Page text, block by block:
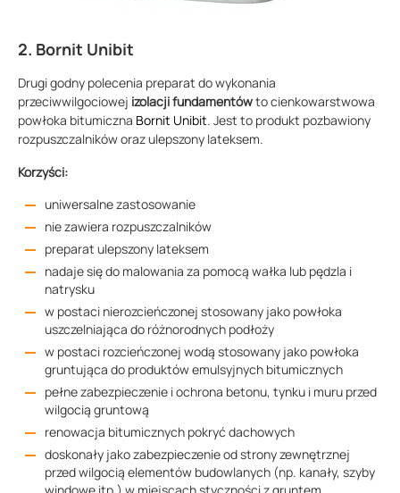
2. Bornit Unibit
Drugi godny polecenia preparat do wykonania
przeciwwilgociowej izolacji fundamentówto cienkowarstwowa
powłoka bitumiczna Bornit Unibit. Jest to produkt pozbawiony
rozpuszczalników oraz ulepszony lateksem.
Korzyści:
uniwersalne zastosowanie
nie zawiera rozpuszczalników
preparat ulepszony lateksem
nadaje się do malowania za pomocą wałka lub pędzla i
natrysku
w postaci nierozcieńczonej stosowany jako powłoka
uszczelniająca do różnorodnych podłoży
w postaci rozcieńczonej wodą stosowany jako powłoka
gruntująca do produktów emulsyjnych bitumicznych
pełne zabezpieczenie i ochrona betonu, tynku i muru przed
wilgocią gruntową
renowacja bitumicznych pokryć dachowych
doskonały jako zabezpieczenie od strony zewnętrznej
przed wilgocią elementów budowlanych (np. kanały, szyby